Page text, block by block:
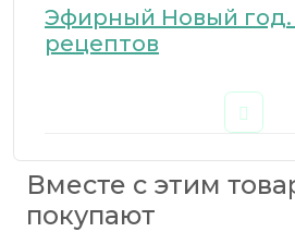
Эфирный Новый год.
рецептов
Вместе с этим
покупают